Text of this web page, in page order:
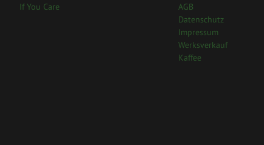
If You Care
AGB
Datenschutz
Impressum
Werksverkauf
Kaffee